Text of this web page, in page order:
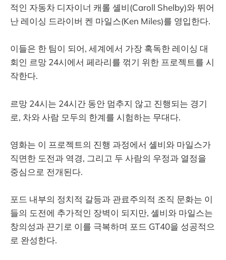
적인 자동차 디자이너 캐롤 셸비(Caroll Shelby)와 뛰어
난 레이싱 드라이버 켄 마일스(Ken Miles)를 영입한다.
이들은 한 팀이 되어, 세계에서 가장 혹독한 레이싱 대
회인 르망 24시에서 페라리를 꺾기 위한 프로젝트를 시
작한다.
르망 24시는 24시간 동안 멈추지 않고 진행되는 경기
로, 차와 사람 모두의 한계를 시험하는 무대다.
영화는 이 프로젝트의 진행 과정에서 셸비와 마일스가
직면한 도전과 역경, 그리고 두 사람의 우정과 열정을
중심으로 전개된다.
포드 내부의 정치적 갈등과 관료주의적 조직 문화는 이
들의 도전에 추가적인 장벽이 되지만, 셸비와 마일스는
창의성과 끈기로 이를 극복하며 포드 GT40을 성공적으
로 완성한다.